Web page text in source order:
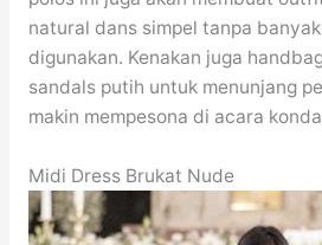
natural dans simpel tanpa
digunakan. Kenakan juga
sandals putih untuk menunjang
makin mempesona di acara
Midi Dress Brukat Nude